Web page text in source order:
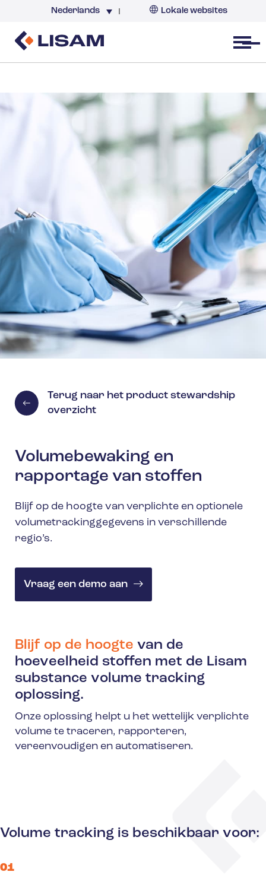
Nederlands Lokale websites
Open menu
Terug naar het product stewardship
overzicht
Volumebewaking en
rapportage van stoffen
Blijf op de hoogte van verplichte en optionele
volumetrackinggegevens in verschillende
regio’s.
Vraag een demo aan
Blijf op de hoogte van de
hoeveelheid stoffen met de Lisam
substance volume tracking
oplossing.
Onze oplossing helpt u het wettelijk verplichte
volume te traceren, rapporteren,
vereenvoudigen en automatiseren.
Volume tracking is beschikbaar voor:
01